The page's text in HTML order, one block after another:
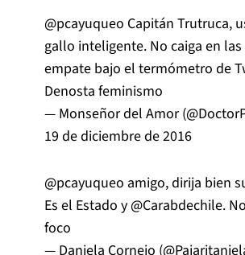
@pcayuqueo Capitán Trutruca,
gallo inteligente. No caiga en
empate bajo el termómetro de
Denosta feminismo
— Monseñor del Amor
19 de diciembre de 2016
@pcayuqueo amigo, dirija bien
Es el Estado y @Carabdechile.
foco
— Daniela Cornejo